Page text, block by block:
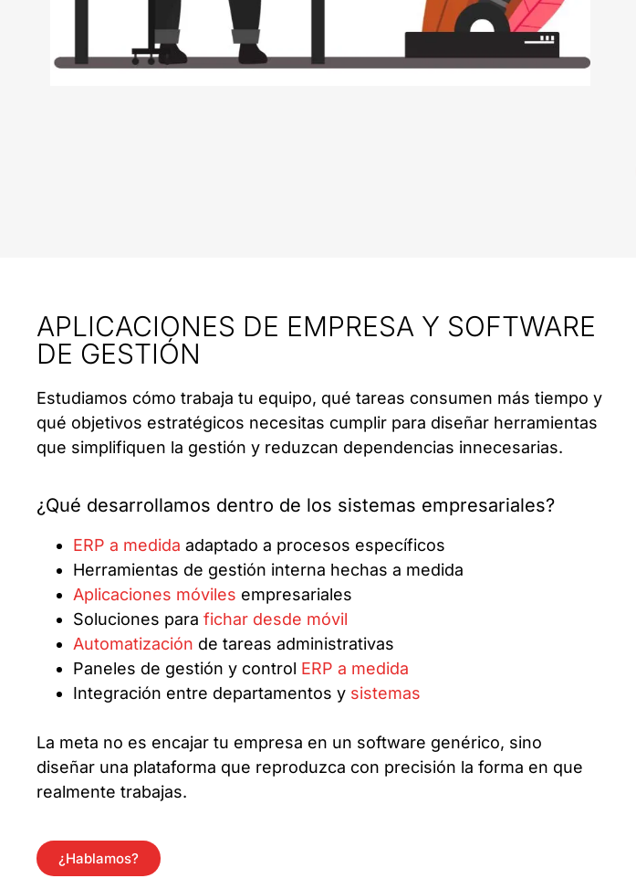
APLICACIONES DE EMPRESA Y SOFTWARE
DE GESTIÓN
Estudiamos cómo trabaja tu equipo, qué tareas consumen más tiempo y
qué objetivos estratégicos necesitas cumplir para diseñar herramientas
que simplifiquen la gestión y reduzcan dependencias innecesarias.
¿Qué desarrollamos dentro de los sistemas empresariales?
ERP a medida adaptado a procesos específicos
Herramientas de gestión interna hechas a medida
Aplicaciones móviles empresariales
Soluciones para fichar desde móvil
Automatización de tareas administrativas
Paneles de gestión y control ERP a medida
Integración entre departamentos y sistemas
La meta no es encajar tu empresa en un software genérico, sino
diseñar una plataforma que reproduzca con precisión la forma en que
realmente trabajas.
¿Hablamos?